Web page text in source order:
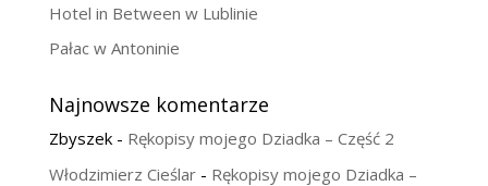
Hotel in Between w Lublinie
Pałac w Antoninie
Najnowsze komentarze
Zbyszek- Rękopisy mojego Dziadka – Część 2
Włodzimierz Cieślar- Rękopisy mojego Dziadka –